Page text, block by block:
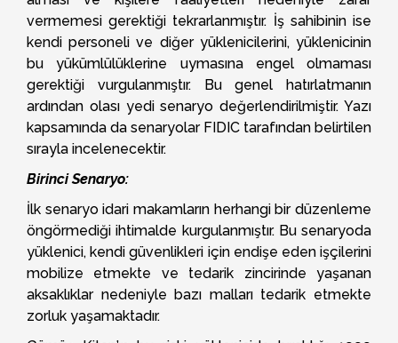
vermemesi gerektiği tekrarlanmıştır. İş sahibinin ise
kendi personeli ve diğer yüklenicilerini, yüklenicinin
bu yükümlülüklerine uymasına engel olmaması
gerektiği vurgulanmıştır. Bu genel hatırlatmanın
ardından olası yedi senaryo değerlendirilmiştir. Yazı
kapsamında da senaryolar FIDIC tarafından belirtilen
sırayla incelenecektir.
Birinci Senaryo:
İlk senaryo idari makamların herhangi bir düzenleme
öngörmediği ihtimalde kurgulanmıştır. Bu senaryoda
yüklenici, kendi güvenlikleri için endişe eden işçilerini
mobilize etmekte ve tedarik zincirinde yaşanan
aksaklıklar nedeniyle bazı malları tedarik etmekte
zorluk yaşamaktadır.